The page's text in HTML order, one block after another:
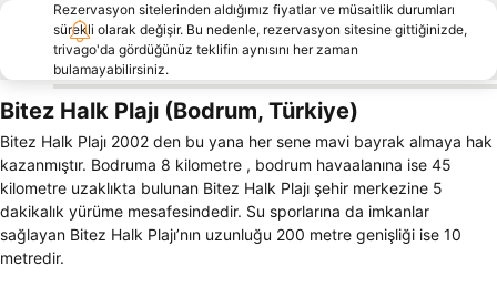
Rezervasyon sitelerinden aldığımız fiyatlar ve müsaitlik durumları
sürekli olarak değişir. Bu nedenle, rezervasyon sitesine gittiğinizde,
trivago'da gördüğünüz teklifin aynısını her zaman
bulamayabilirsiniz.
Bitez Halk Plajı (Bodrum, Türkiye)
Bitez Halk Plajı 2002 den bu yana her sene mavi bayrak almaya hak
kazanmıştır. Bodruma 8 kilometre , bodrum havaalanına ise 45
kilometre uzaklıkta bulunan Bitez Halk Plajı şehir merkezine 5
dakikalık yürüme mesafesindedir. Su sporlarına da imkanlar
sağlayan Bitez Halk Plajı’nın uzunluğu 200 metre genişliği ise 10
metredir.